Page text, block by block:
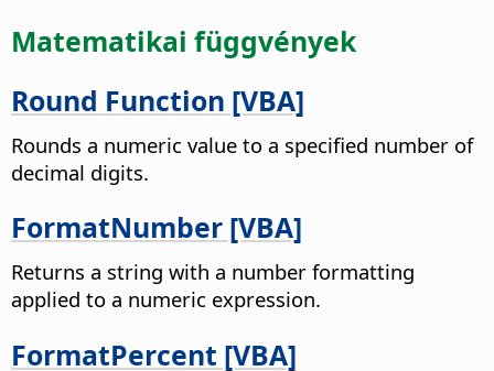
Matematikai függvények
Round Function [VBA]
Rounds a numeric value to a specified number of
decimal digits.
FormatNumber [VBA]
Returns a string with a number formatting
applied to a numeric expression.
FormatPercent [VBA]